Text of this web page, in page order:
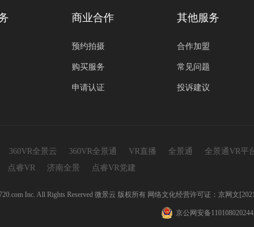
商业合作
预约拍摄
购买服务
申请认证
其他服务
合作加盟
常见问题
投诉建议
360VR全景云 360VR全景通 VR直播 全景通 全景通VR平
点睿VR 济南全景 点睿VR党建
Inc. All Rights Reserved 微景云 版权所有 网络文化经营许可证：京网文
京公网安备